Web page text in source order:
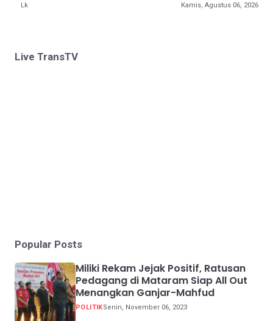
Lk Kamis, Agustus 06, 2026
Live TransTV
Popular Posts
Miliki Rekam Jejak Positif, Ratusan
Pedagang di Mataram Siap All Out
Menangkan Ganjar-Mahfud
POLITIKSenin, November 06, 2023